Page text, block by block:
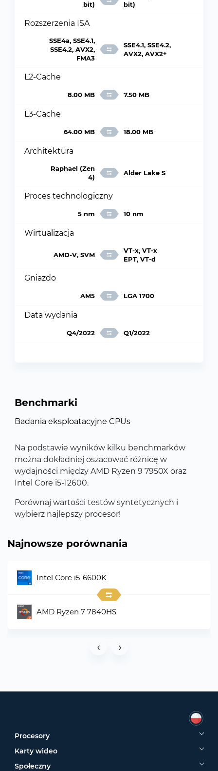
bit)
bit)
Rozszerzenia ISA
SSE4a, SSE4.1,
SSE4.2, AVX2,
FMA3
SSE4.1, SSE4.2,
AVX2, AVX2+
L2-Cache
8.00 MB 7.50 MB
L3-Cache
64.00 MB 18.00 MB
Architektura
Raphael (Zen
4)
Alder Lake S
Proces technologiczny
5 nm 10 nm
Wirtualizacja
AMD-V, SVM
VT-x, VT-x
EPT, VT-d
Gniazdo
AM5 LGA 1700
Data wydania
Q4/2022 Q1/2022
Benchmarki
Badania eksploatacyjne CPUs
Na podstawie wyników kilku benchmarków
można dokładniej oszacować różnicę w
wydajności między AMD Ryzen 9 7950X oraz
Intel Core i5-12600.
Porównaj wartości testów syntetycznych i
wybierz najlepszy procesor!
Najnowsze porównania
Intel Core i5-6600K
AMD Ryzen 7 7840HS
‹ ›
Procesory
Karty wideo
Społeczny